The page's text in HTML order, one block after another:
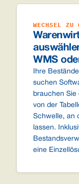
WECHSEL ZU
WMS
Ihre
suchen
brauchen Sie
von der
Schwelle, an
lassen.
eine